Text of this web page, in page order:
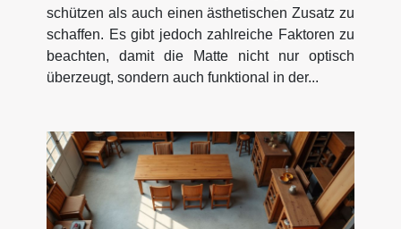
schützen als auch einen ästhetischen Zusatz zu
schaffen. Es gibt jedoch zahlreiche Faktoren zu
beachten, damit die Matte nicht nur optisch
überzeugt, sondern auch funktional in der...